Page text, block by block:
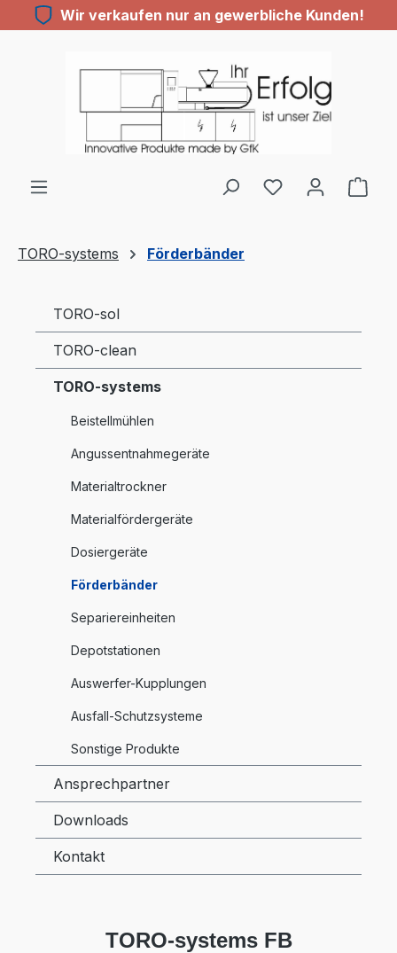
Zum Hauptinhalt springen
Wir verkaufen nur an gewerbliche Kunden!
Du hast 0
TORO-systems Förderbänder
TORO-sol
TORO-clean
TORO-systems
Beistellmühlen
Angussentnahmegeräte
Materialtrockner
Materialfördergeräte
Dosiergeräte
Förderbänder
Separiereinheiten
Depotstationen
Auswerfer-Kupplungen
Ausfall-Schutzsysteme
Sonstige Produkte
Ansprechpartner
Downloads
Kontakt
TORO-systems FB